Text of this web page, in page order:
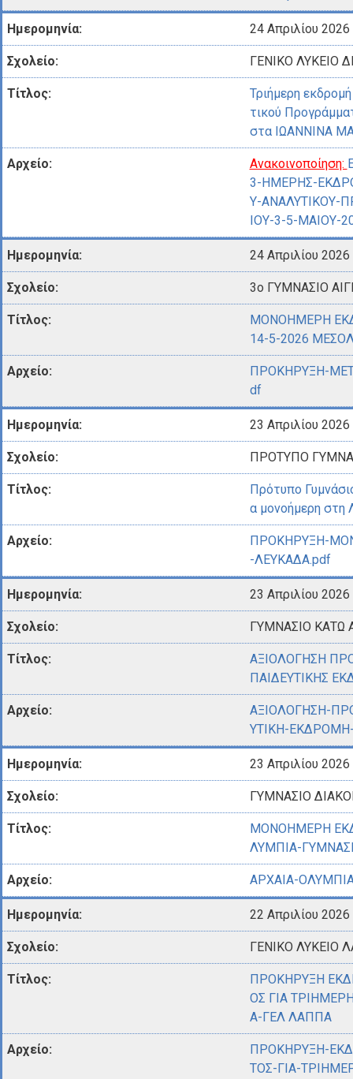
24 Απριλίου 2026
ΓΕΝΙΚΟ ΛΥΚΕΙΟ
Τριήμερη
τικού
στα ΙΩΑΝΝΙΝΑ
Ανακοινοποίηση:
3-ΗΜΕΡΗΣ-
Υ-ΑΝΑΛΥΤΙΚΟΥ-
ΙΟΥ-3-5-ΜΑΙΟΥ-
24 Απριλίου 2026
3ο ΓΥΜΝΑΣΙΟ
ΜΟΝΟΗΜΕΡΗ
14-5-2026
ΠΡΟΚΗΡΥΞΗ-
df
23 Απριλίου 2026
ΠΡΟΤΥΠΟ
Πρότυπο
α μονοήμερη
ΠΡΟΚΗΡΥΞΗ-
-ΛΕΥΚΑΔΑ.pdf
23 Απριλίου 2026
ΓΥΜΝΑΣΙΟ ΚΑΤΩ
ΑΞΙΟΛΟΓΗΣΗ
ΠΑΙΔΕΥΤΙΚΗΣ
ΑΞΙΟΛΟΓΗΣΗ-
ΥΤΙΚΗ-
23 Απριλίου 2026
ΓΥΜΝΑΣΙΟ
ΜΟΝΟΗΜΕΡΗ
ΛΥΜΠΙΑ-
ΑΡΧΑΙΑ-
22 Απριλίου 2026
ΓΕΝΙΚΟ ΛΥΚΕΙΟ
ΠΡΟΚΗΡΥΞΗ
ΟΣ ΓΙΑ
Α-ΓΕΛ ΛΑΠΠΑ
ΠΡΟΚΗΡΥΞΗ-
ΤΟΣ-ΓΙΑ-